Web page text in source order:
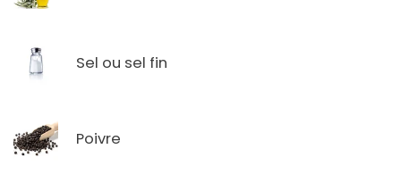
Sel ou sel fin
Poivre